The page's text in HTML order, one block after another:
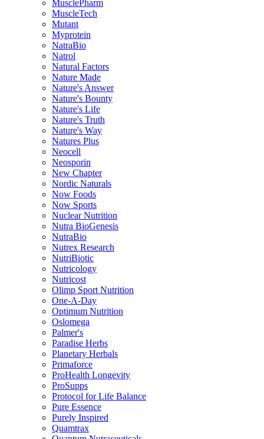
MusclePharm
MuscleTech
Mutant
Myprotein
NatraBio
Natrol
Natural Factors
Nature Made
Nature's Answer
Nature's Bounty
Nature's Life
Nature's Truth
Nature's Way
Natures Plus
Neocell
Neosporin
New Chapter
Nordic Naturals
Now Foods
Now Sports
Nuclear Nutrition
Nutra BioGenesis
NutraBio
Nutrex Research
NutriBiotic
Nutricology
Nutricost
Olimp Sport Nutrition
One-A-Day
Optimum Nutrition
Oslomega
Palmer's
Paradise Herbs
Planetary Herbals
Primaforce
ProHealth Longevity
ProSupps
Protocol for Life Balance
Pure Essence
Purely Inspired
Quamtrax